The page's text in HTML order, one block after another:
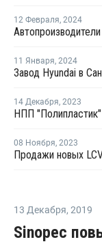
12 Февраля, 2024
11 Января, 2024
14 Декабря, 2023
08 Ноября, 2023
13 Декабря, 2019
Sinopec